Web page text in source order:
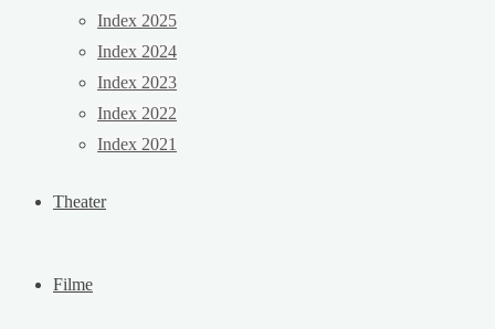
Index 2025
Index 2024
Index 2023
Index 2022
Index 2021
Theater
Filme